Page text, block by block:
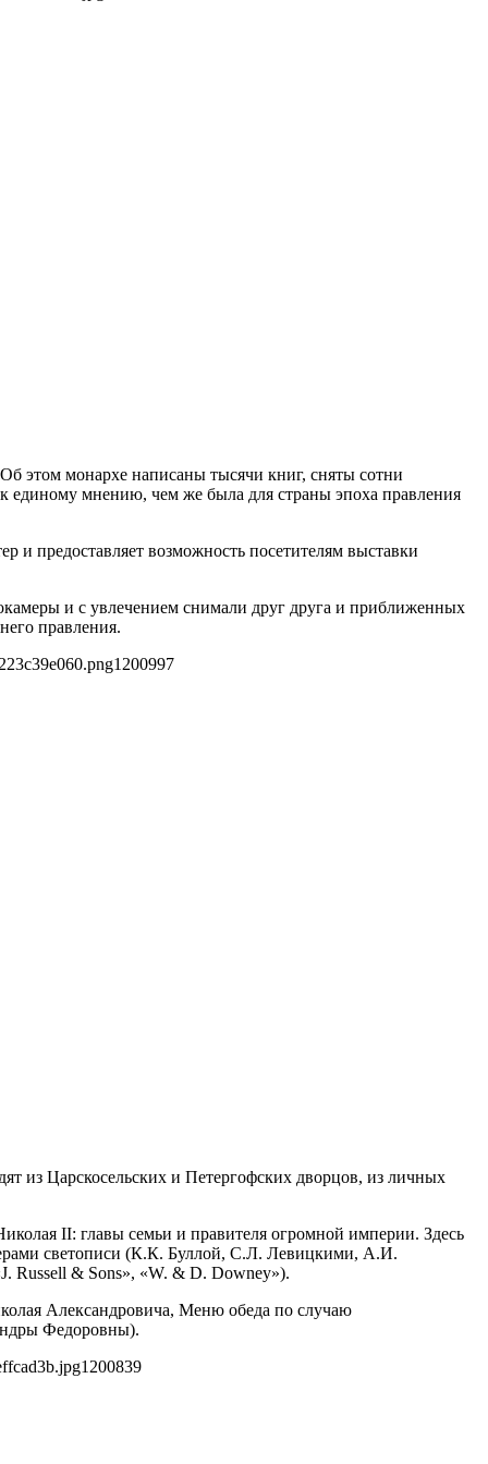
этом монархе написаны тысячи книг, сняты сотни
единому мнению, чем же была для страны эпоха правления
и предоставляет возможность посетителям выставки
и с увлечением снимали друг друга и приближенных
правления.
1200997
из Царскосельских и Петергофских дворцов, из личных
II: главы семьи и правителя огромной империи. Здесь
светописи (К.К. Буллой, С.Л. Левицкими, А.И.
& Sons», «W. & D. Downey»).
Александровича, Меню обеда по случаю
Федоровны).
1200839